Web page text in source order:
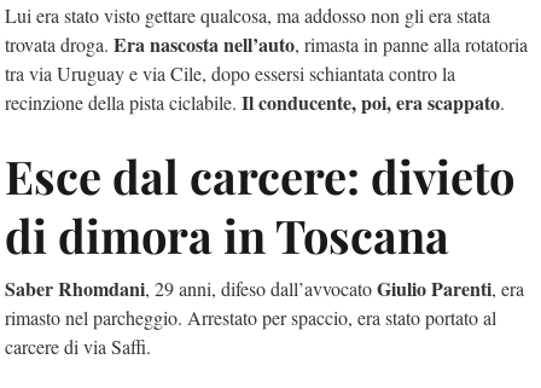
Lui era stato visto gettare qualcosa, ma addosso non gli era stata
trovata droga. Era nascosta nell’auto, rimasta in panne alla rotatoria
tra via Uruguay e via Cile, dopo essersi schiantata contro la
recinzione della pista ciclabile. Il conducente, poi, era scappato.
Esce dal carcere: divieto
di dimora in Toscana
Saber Rhomdani, 29 anni, difeso dall’avvocatoGiulio Parenti, era
rimasto nel parcheggio. Arrestato per spaccio, era stato portato al
carcere di via Saffi.